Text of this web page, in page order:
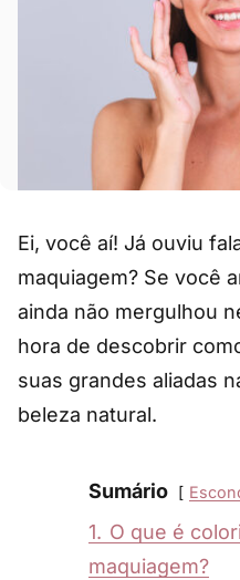
Ei, você aí! Já ouviu
maquiagem? Se você
ainda não mergulhou
hora de descobrir
suas grandes aliadas
beleza natural.
Sumário
1. O que é
maquiagem?